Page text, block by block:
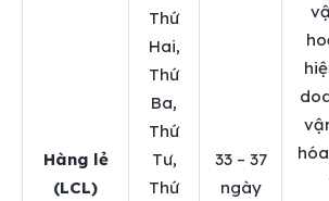
Hàng lẻ
(LCL)
Thứ
Hai,
Thứ
Ba,
Thứ
Tư,
Thứ
33 – 37
ngày